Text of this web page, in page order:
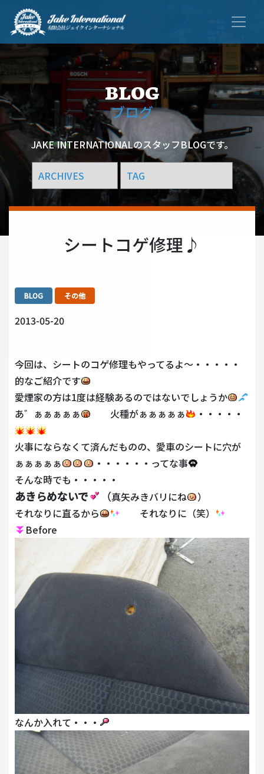
ブログ
JAKE INTERNATIONALのスタッフBLOGです。
シートコゲ修理♪
BLOG その他
2013-05-20
今回は、シートのコゲ修理もやってるよ～・・・・・
的なご紹介です
愛煙家の方は1度は経験あるのではないでしょうか
あ゛ぁぁぁぁぁ
火種がぁぁぁぁぁ ・・・・・
火事にならなくて済んだものの、愛車のシートに穴が
ぁぁぁぁぁ
・・・・・・ってな事
そんな時でも・・・・・
あきらめないで （真矢みきバリにね
）
それなりに直るから
それなりに（笑）
Before
なんか入れて・・・